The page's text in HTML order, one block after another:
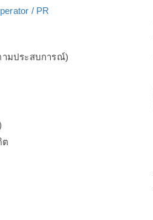
/ PR
ามประสบการณ์)
ต